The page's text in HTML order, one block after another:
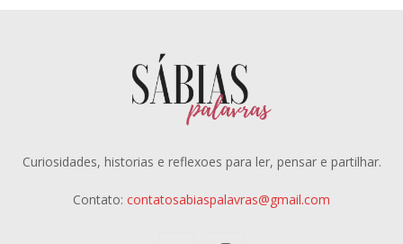
Curiosidades, historias e reflexoes para ler, pensar e partilhar.
Contato: contatosabiaspalavras@gmail.com